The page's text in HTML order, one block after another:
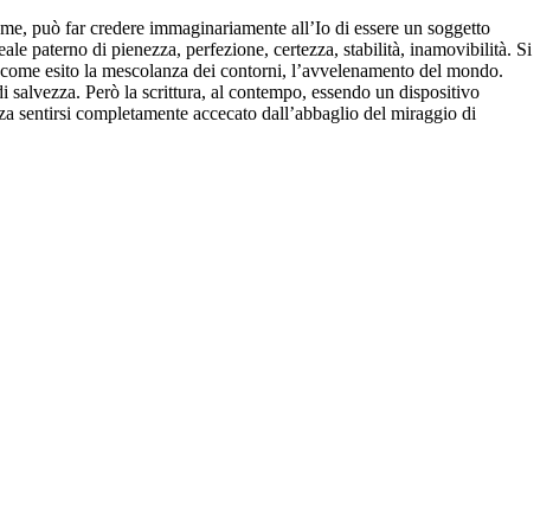
può far credere immaginariamente all’Io di essere un soggetto
paterno di pienezza, perfezione, certezza, stabilità, inamovibilità. Si
esito la mescolanza dei contorni, l’avvelenamento del mondo.
Però la scrittura, al contempo, essendo un dispositivo
sentirsi completamente accecato dall’abbaglio del miraggio di